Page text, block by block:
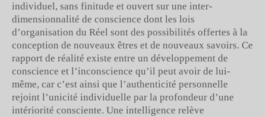
individuel, sans finitude et ouvert sur une inter-
dimensionnalité de conscience dont les lois
d’organisation du Réel sont des possibilités offertes à la
conception de nouveaux êtres et de nouveaux savoirs. Ce
rapport de réalité existe entre un développement de
conscience et l’inconscience qu’il peut avoir de lui-
même, car c’est ainsi que l’authenticité personnelle
rejoint l’unicité individuelle par la profondeur d’une
intériorité consciente. Une intelligence relève